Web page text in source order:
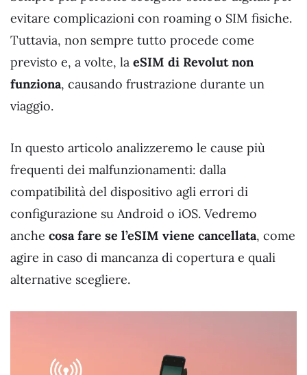
evitare complicazioni con roaming o SIM fisiche.
Tuttavia, non sempre tutto procede come
previsto e, a volte, la eSIM di Revolut non
funziona, causando frustrazione durante un
viaggio.
In questo articolo analizzeremo le cause più
frequenti dei malfunzionamenti: dalla
compatibilità del dispositivo agli errori di
configurazione su Android o iOS. Vedremo
anche cosa fare se l’eSIM viene cancellata, come
agire in caso di mancanza di copertura e quali
alternative scegliere.